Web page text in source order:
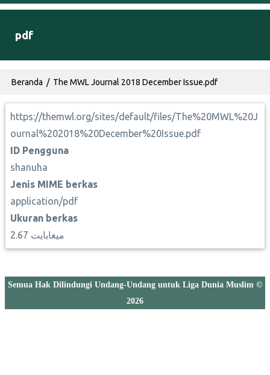
Menu Indonesian
pdf
Breadcrumb
Beranda The MWL Journal 2018 December Issue.pdf
https://themwl.org/sites/default/files/The%20MWL%20J
ournal%202018%20December%20Issue.pdf
ID Pengguna
shanuha
Jenis MIME berkas
application/pdf
Ukuran berkas
2.67 ميغابايت
Semua Hak Dilindungi Undang-Undang untuk Liga Dunia Muslim ©
2026